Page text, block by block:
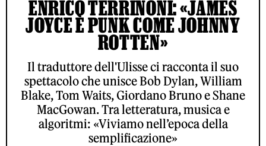
ENRICO TERRINONI: «JAMES
JOYCE È PUNK COME JOHNNY
ROTTEN»
Il traduttore dell'Ulisse ci racconta il suo
spettacolo che unisce Bob Dylan, William
Blake, Tom Waits, Giordano Bruno e Shane
MacGowan. Tra letteratura, musica e
algoritmi: «Viviamo nell’epoca della
semplificazione»